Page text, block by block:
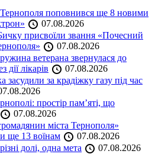
поповнився ще 8 новими
07.08.2026
присвоїли звання «Почесний
07.08.2026
ветерана звернулася до
дії лікарів
07.08.2026
засудили за крадіжку газу під час
простір пам’яті, що
07.08.2026
міста Тернополя»
ще 13 воїнам
07.08.2026
долі, одна мета
07.08.2026